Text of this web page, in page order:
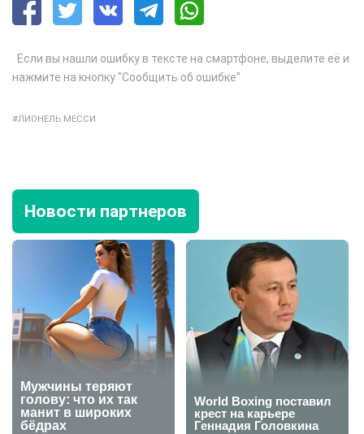
Если вы нашли ошибку в тексте на смартфоне, выделите её и
нажмите на кнопку "Сообщить об ошибке"
ЛИОНЕЛЬ МЕССИ
Новости партнеров